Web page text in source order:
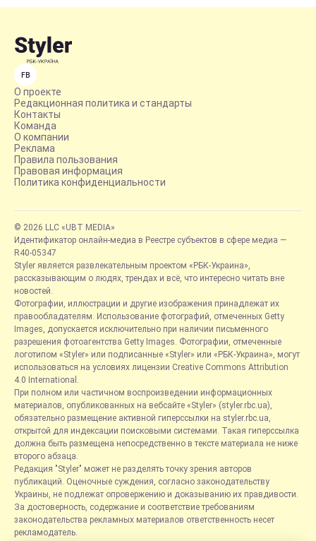
FB
О проекте
Редакционная политика и стандарты
Контакты
Команда
О компании
Реклама
Правила пользования
Правовая информация
Политика конфиденциальности
© 2026 LLC «UBT MEDIA»
Идентификатор онлайн-медиа в Реестре субъектов в сфере медиа —
R40-05347
Styler является развлекательным проектом «РБК-Украина»,
рассказывающим о людях, трендах и всё, что интересно читать вне
новостей.
Фотографии, иллюстрации и другие изображения принадлежат их
правообладателям. Использование фотографий, отмеченных Getty
Images, допускается исключительно при наличии письменного
разрешения фотоагентства Getty Images. Фотографии, отмеченные
логотипом «Styler» или подписанные «Styler» или «РБК-Украина», могут
использоваться на условиях лицензии Creative Commons Attribution
4.0 International.
При полном или частичном воспроизведении информационных
материалов, опубликованных на вебсайте «Styler» (styler.rbc.ua),
обязательно размещение активной гиперссылки на styler.rbc.ua,
открытой для индексации поисковыми системами. Такая гиперссылка
должна быть размещена непосредственно в тексте материала не ниже
второго абзаца.
Редакция "Styler" может не разделять точку зрения авторов
публикаций. Оценочные суждения, согласно законодательству
Украины, не подлежат опровержению и доказыванию их правдивости.
За достоверность, содержание и соответствие требованиям
законодательства рекламных материалов ответственность несет
рекламодатель.